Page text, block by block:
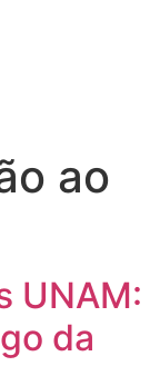
ao
UNAM:
da